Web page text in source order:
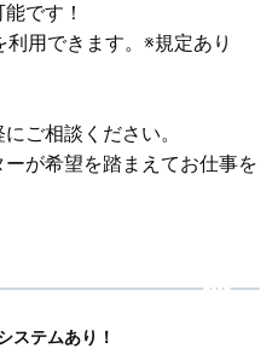
です！
用できます。※規定あり
ご相談ください。
が希望を踏まえてお仕事を
ステムあり！